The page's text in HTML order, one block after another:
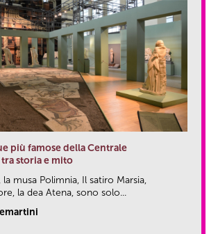
più famose della Centrale
storia e mito
la musa Polimnia, Il satiro Marsia,
la dea Atena, sono solo...